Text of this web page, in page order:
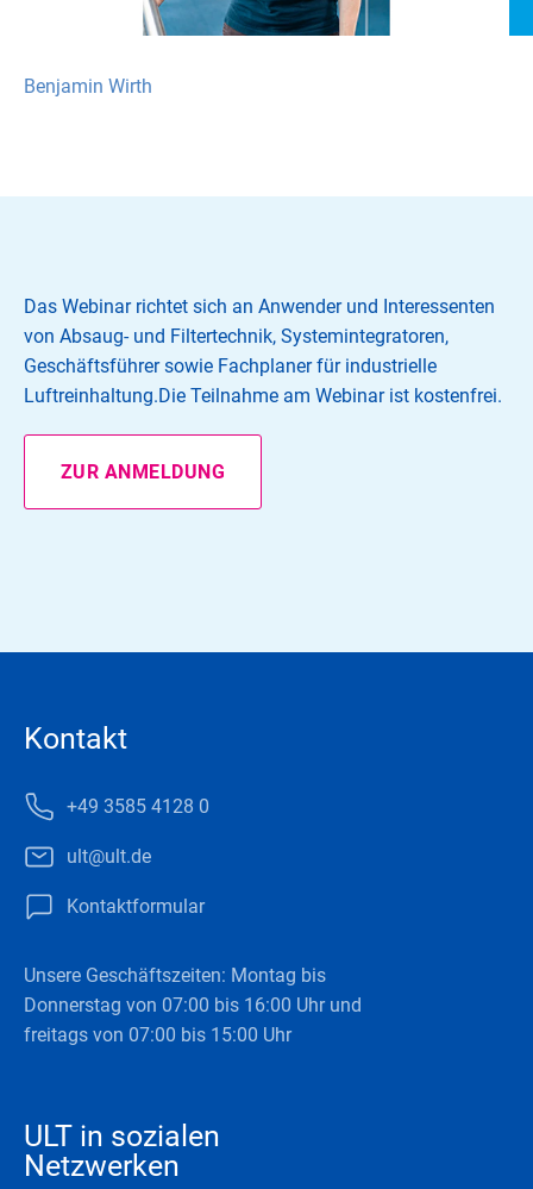
Benjamin Wirth
Das Webinar richtet sich an Anwender und Interessenten
von Absaug- und Filtertechnik, Systemintegratoren,
Geschäftsführer sowie Fachplaner für industrielle
Luftreinhaltung.Die Teilnahme am Webinar ist kostenfrei.
ZUR ANMELDUNG
Kontakt
+49 3585 4128 0
ult@ult.de
Kontaktformular
Unsere Geschäftszeiten: Montag bis
Donnerstag von 07:00 bis 16:00 Uhr und
freitags von 07:00 bis 15:00 Uhr
ULT in sozialen
Netzwerken